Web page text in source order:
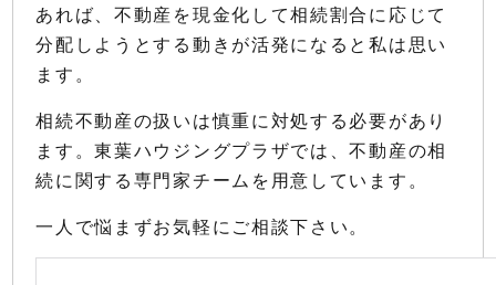
あれば、不動産を現金化して相続割合に応じて
分配しようとする動きが活発になると私は思い
ます。
相続不動産の扱いは慎重に対処する必要があり
ます。東葉ハウジングプラザでは、不動産の相
続に関する専門家チームを用意しています。
一人で悩まずお気軽にご相談下さい。